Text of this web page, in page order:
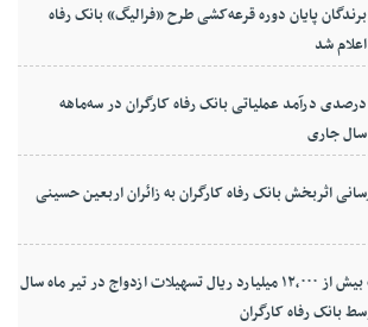
پایان دوره قرعه‌کشی طرح «فرالیگ» بانک رفاه
شد
۶۴ درصدی درآمد عملیاتی بانک رفاه کارگران در سه‌ماهه
سال جاری
اثربخش بانک رفاه کارگران به زائران اربعین حسینی
پرداخت بیش از ۱۲,۰۰۰ میلیارد ریال تسهیلات ازدواج در تیر ماه سال
بانک رفاه کارگران